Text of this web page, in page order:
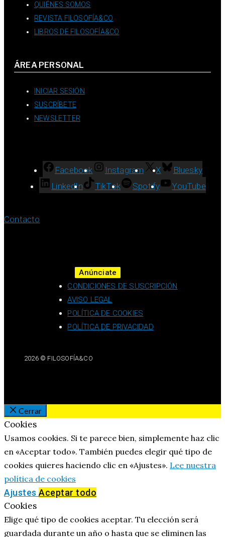
QUIÉNES SOMOS
REVISTA FILOSOFÍA&CO
LIBROS DE FILOSOFÍA&CO
ÁREA PERSONAL
INICIAR SESIÓN
SUSCRÍBETE
NEWSLETTER
Facebook Instagram X
Bluesky
LinkedIn
TikTok Spotify YouTube
Contacto
Anúnciate
CONDICIONES DE SUSCRIPCIÓN
AVISO LEGAL
POLÍTICA DE COOKIES
POLÍTICA DE PRIVACIDAD
2026 © FILOSOFÍA&CO
Cerrar
Cookies
Usamos cookies. Si te parece bien, simplemente haz clic
en «Aceptar todo». También puedes elegir qué tipo de
cookies quieres haciendo clic en «Ajustes». Lee nuestra
política de cookies
Ajustes Aceptar todo
Cookies
Elige qué tipo de cookies aceptar. Tu elección será
guardada durante un año o hasta que se eliminen las